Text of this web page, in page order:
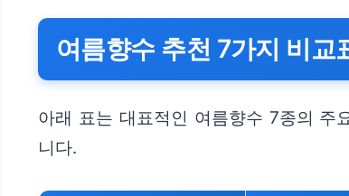
여름향수 추천 7가지 비교
아래 표는 대표적인 여름향수 7종의 주
니다.